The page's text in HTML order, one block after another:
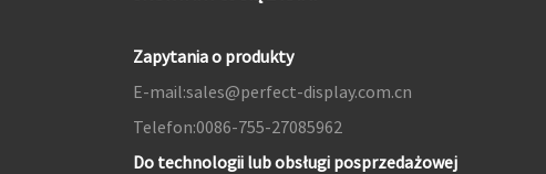
Zapytania o produkty
E-mail:sales@perfect-display.com.cn
Telefon:0086-755-27085962
Do technologii lub obsługi posprzedażowej